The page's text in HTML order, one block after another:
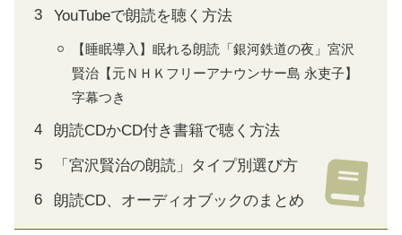
YouTubeで朗読を聴く方法
【睡眠導入】眠れる朗読「銀河鉄道の夜」宮沢
賢治【元ＮＨＫフリーアナウンサー島 永吏子】
字幕つき
朗読CDかCD付き書籍で聴く方法
「宮沢賢治の朗読」タイプ別選び方
朗読CD、オーディオブックのまとめ